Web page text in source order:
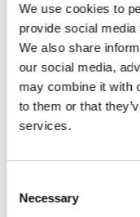
We use cookies to
provide social
We also share
our social media,
may combine it with
to them or that
services.
Selection
Necessary
TRANCHEUSE